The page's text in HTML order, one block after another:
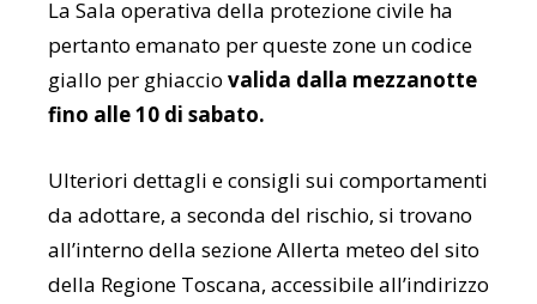
La Sala operativa della protezione civile ha
pertanto emanato per queste zone un codice
giallo per ghiaccio valida dalla mezzanotte
fino alle 10 di sabato.
Ulteriori dettagli e consigli sui comportamenti
da adottare, a seconda del rischio, si trovano
all’interno della sezione Allerta meteo del sito
della Regione Toscana, accessibile all’indirizzo